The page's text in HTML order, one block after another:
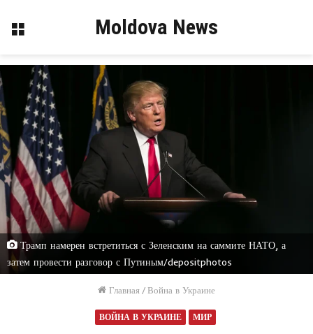
Меню Moldova News
Трамп намерен встретиться с Зеленским на саммите НАТО, а
затем провести разговор с Путиным/depositphotos
Главная /Война в Украине
ВОЙНА В УКРАИНЕ МИР